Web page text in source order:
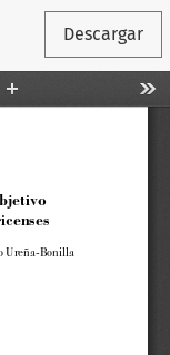
Descargar